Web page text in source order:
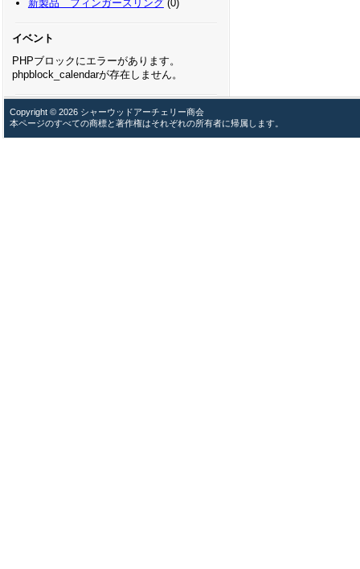
新製品 フィンガースリング (0)
イベント
PHPブロックにエラーがあります。
phpblock_calendarが存在しません。
Copyright © 2026 シャーウッドアーチェリー商会
本ページのすべての商標と著作権はそれぞれの所有者に帰属します。